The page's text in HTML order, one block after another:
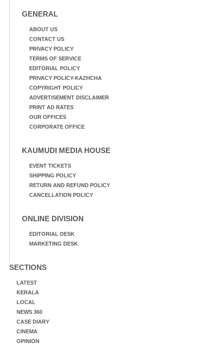
ചെന്നിത്തല ഉദ്ഘാടനം
ചെയ്ത ശേഷം ചിത്രം
വരയ്ക്കുന്ന കുട്ടികളോട്
സൗഹൃദം പങ്ക് വയ്ക്കുന്നു.
ടി.ജെ. വിനോദ്
എം.എൽ.എ, പ്രഷ്യൻ ബ്ലൂ
ആർട്ട് ഹബ് ഡയറക്ടർ
ടി.ആർ, സുരേഷ്
തുടങ്ങിയവർ സമീപം
GENERAL
ABOUT US
CONTACT US
PRIVACY POLICY
TERMS OF SERVICE
EDITORIAL POLICY
PRIVACY POLICY-KAZHCHA
COPYRIGHT POLICY
ADVERTISEMENT DISCLAIMER
PRINT AD RATES
OUR OFFICES
CORPORATE OFFICE
KAUMUDI MEDIA HOUSE
EVENT TICKETS
SHIPPING POLICY
RETURN AND REFUND POLICY
CANCELLATION POLICY
ONLINE DIVISION
EDITORIAL DESK
MARKETING DESK
SECTIONS
LATEST
KERALA
LOCAL
NEWS 360
CASE DIARY
CINEMA
OPINION